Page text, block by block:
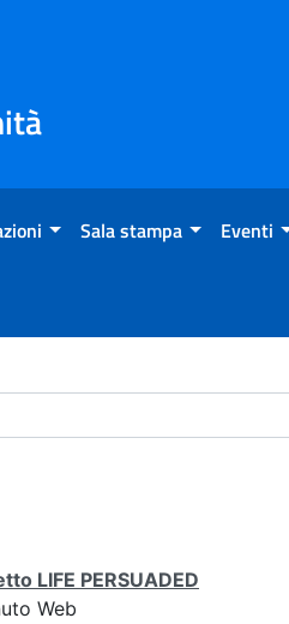
Sala stampa Eventi
LIFE PERSUADED
Web